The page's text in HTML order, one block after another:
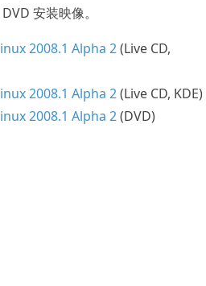
安装映像。
2008.1 Alpha 2(Live CD,
2008.1 Alpha 2(Live CD, KDE)
2008.1 Alpha 2(DVD)